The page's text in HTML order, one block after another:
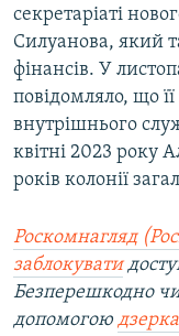
секретаріаті
Силуанова, який
фінансів. У
повідомляло, що
внутрішнього
квітні 2023 року
років колонії
Роскомнагляд
заблокувати
Безперешкодно
допомогою